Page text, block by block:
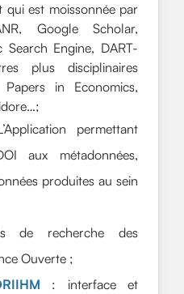
qui est moissonnée par
Google Scholar,
Search Engine, DART-
plus disciplinaires
in Economics,
permettant
aux métadonnées,
produites au sein
de recherche des
Ouverte ;
: interface et